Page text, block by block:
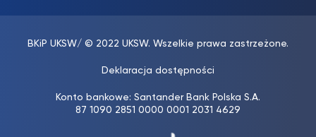
BKiP UKSW/ © 2022 UKSW. Wszelkie prawa zastrzeżone.
Deklaracja dostępności
Konto bankowe: Santander Bank Polska S.A.
87 1090 2851 0000 0001 2031 4629